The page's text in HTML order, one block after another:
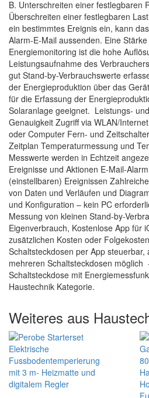
B. Unterschreiten einer festlegbaren
Überschreiten einer festlegbaren
ein bestimmtes Ereignis ein, kann
Alarm-E-Mail aussenden. Eine
Energiemonitoring ist die hohe
Leistungsaufnahme des
gut Stand-by-Verbrauchswerte
der Energieproduktion über das
für die Erfassung der
Solaranlage geeignet. Leistungs-
Genauigkeit Zugriff via WLAN/
oder Computer Fern- und
Zeitplan Temperaturmessung und
Messwerte werden in Echtzeit
Ereignisse und Aktionen E-Mail-
(einstellbaren) Ereignissen
von Daten und Verläufen und
und Konfiguration – kein PC
Messung von kleinen Stand-by-
Eigenverbrauch, Kostenlose App für
zusätzlichen Kosten oder
Schaltsteckdosen per App
mehreren Schaltsteckdosen möglich
Schaltsteckdose mit
Haustechnik Kategorie.
Weiteres aus